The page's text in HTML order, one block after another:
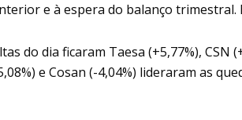
e à espera do balanço trimestral.
do dia ficaram Taesa (+5,77%), CSN
e Cosan (-4,04%) lideraram as